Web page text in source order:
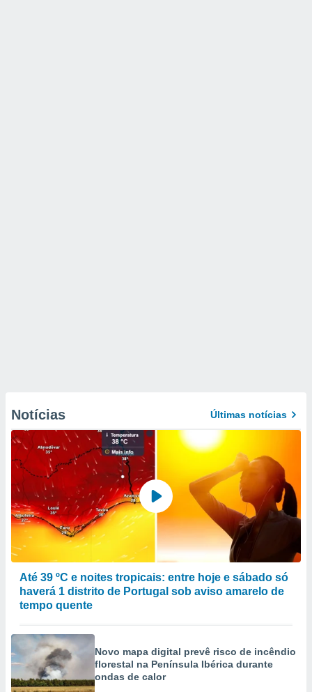
Notícias Últimas notícias
Até 39 ºC e noites tropicais: entre hoje e sábado só
haverá 1 distrito de Portugal sob aviso amarelo de
tempo quente
Novo mapa digital prevê risco de incêndio
florestal na Península Ibérica durante
ondas de calor